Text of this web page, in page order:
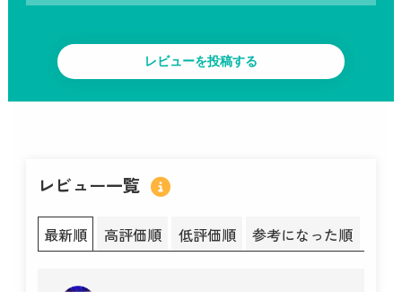
レビュー一覧
最新順 高評価順 低評価順 参考になった順